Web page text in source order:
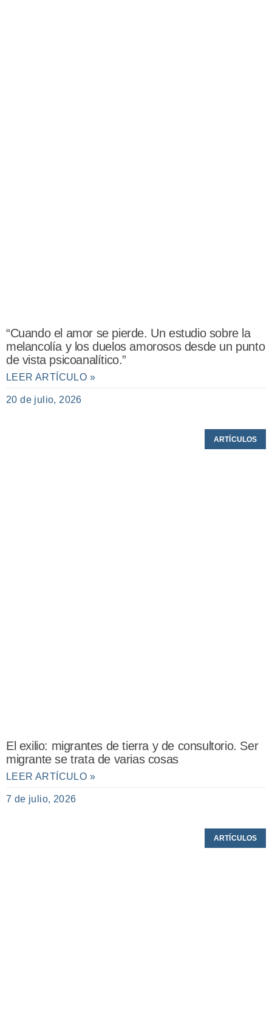
“Cuando el amor se pierde. Un estudio sobre la
melancolía y los duelos amorosos desde un punto
de vista psicoanalítico.”
LEER ARTÍCULO »
20 de julio, 2026
ARTÍCULOS
El exilio: migrantes de tierra y de consultorio. Ser
migrante se trata de varias cosas
LEER ARTÍCULO »
7 de julio, 2026
ARTÍCULOS